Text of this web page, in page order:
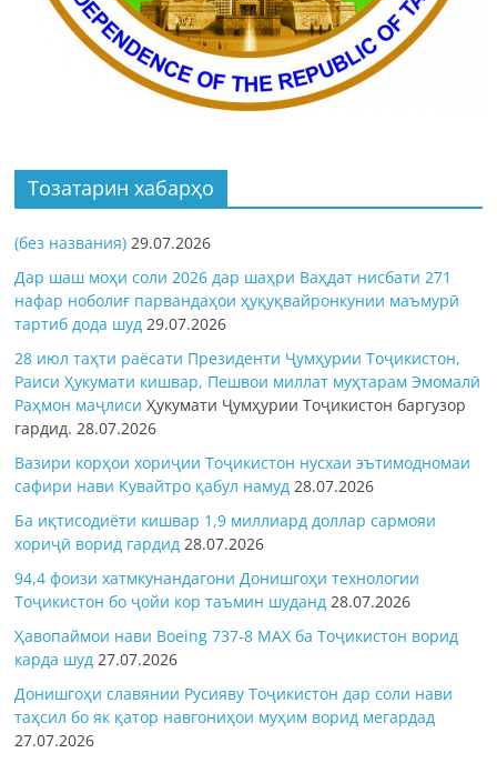
Тозатарин хабарҳо
(без названия) 29.07.2026
Дар шаш моҳи соли 2026 дар шаҳри Ваҳдат нисбати 271
нафар ноболиғ парвандаҳои ҳуқуқвайронкунии маъмурӣ
тартиб дода шуд 29.07.2026
28 июл таҳти раёсати Президенти Ҷумҳурии Тоҷикистон,
Раиси Ҳукумати кишвар, Пешвои миллат муҳтарам Эмомалӣ
Раҳмон маҷлисиҲукумати Ҷумҳурии Тоҷикистон баргузор
гардид.28.07.2026
Вазири корҳои хориҷии Тоҷикистон нусхаи эътимодномаи
сафири нави Кувайтро қабул намуд 28.07.2026
Ба иқтисодиёти кишвар 1,9 миллиард доллар сармояи
хориҷӣ ворид гардид 28.07.2026
94,4 фоизи хатмкунандагони Донишгоҳи технологии
Тоҷикистон бо ҷойи кор таъмин шуданд 28.07.2026
Ҳавопаймои нави Boeing 737-8 MAX ба Тоҷикистон ворид
карда шуд 27.07.2026
Донишгоҳи славянии Русияву Тоҷикистон дар соли нави
таҳсил бо як қатор навгониҳои муҳим ворид мегардад
27.07.2026